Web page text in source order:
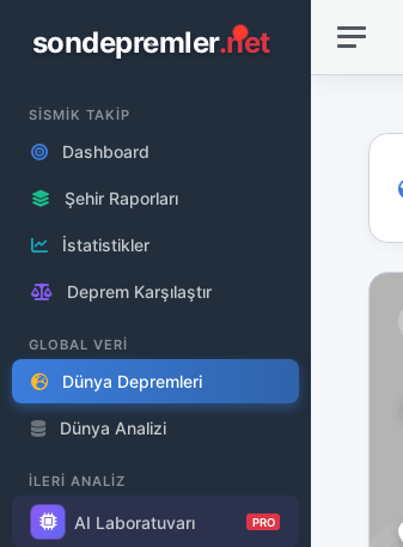
sondepremler.net
SİSMİK TAKİP
Dashboard
Şehir Raporları
İstatistikler
Deprem Karşılaştır
GLOBAL VERİ
Dünya Depremleri
Dünya Analizi
İLERİ ANALİZ
AI Laboratuvarı PRO